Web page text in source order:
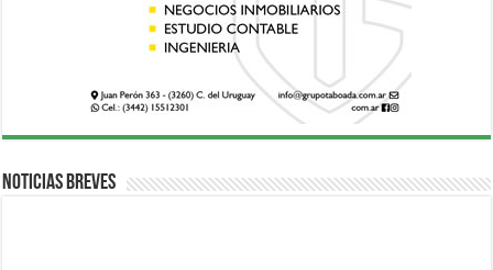
Noticias breves